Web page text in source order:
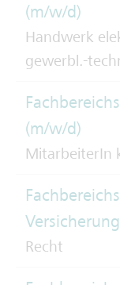
(m/w/d)
Handwerk
gewerbl.-
(m/w/d)
MitarbeiterIn
Recht